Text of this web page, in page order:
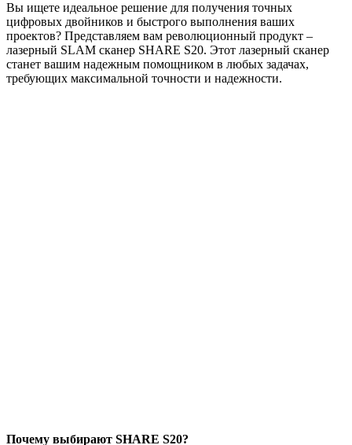
Вы ищете идеальное решение для получения точных
цифровых двойников и быстрого выполнения ваших
проектов? Представляем вам революционный продукт –
лазерный SLAM сканер SHARE S20. Этот лазерный сканер
станет вашим надежным помощником в любых задачах,
требующих максимальной точности и надежности.
Почему выбирают SHARE S20?